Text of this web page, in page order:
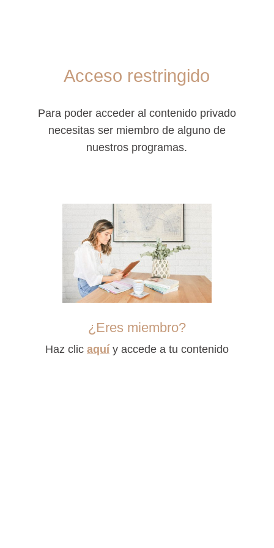
Acceso restringido
Para poder acceder al contenido privado
necesitas ser miembro de alguno de
nuestros programas.
¿Eres miembro?
Haz clic aquíy accede a tu contenido